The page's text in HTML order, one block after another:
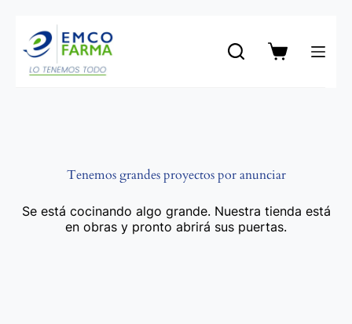
contenido
Carro
Tenemos grandes proyectos por anunciar
Se está cocinando algo grande. Nuestra tienda está
en obras y pronto abrirá sus puertas.